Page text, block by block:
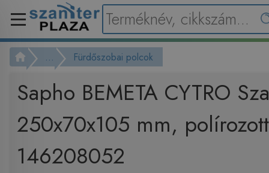
... Fürdőszobai polcok
Sapho BEMETA CYTRO
250x70x105 mm, polírozott
146208052